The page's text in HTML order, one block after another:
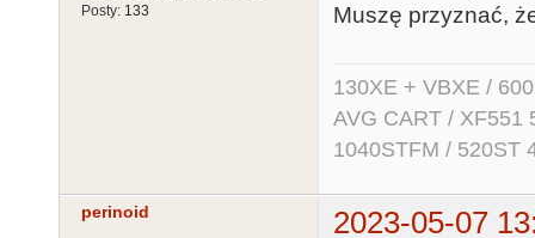
Posty: 133
Muszę przyznać,
130XE + VBXE /
AVG CART / XF551
1040STFM / 520ST
perinoid 2023-05-07